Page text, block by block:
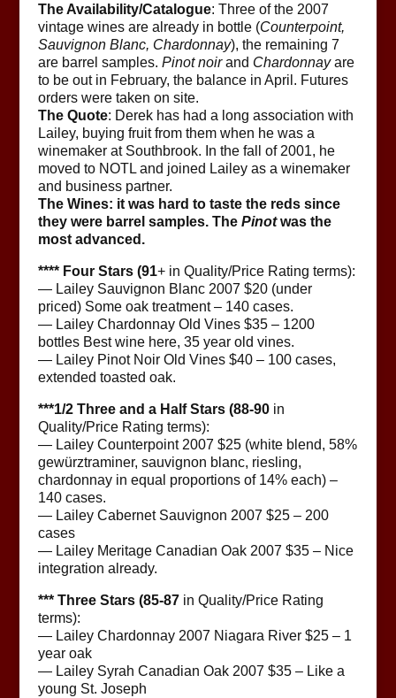
The Availability/Catalogue: Three of the 2007
vintage wines are already in bottle (Counterpoint,
Sauvignon Blanc, Chardonnay), the remaining 7
are barrel samples. Pinot noirand Chardonnayare
to be out in February, the balance in April. Futures
orders were taken on site.
The Quote: Derek has had a long association with
Lailey, buying fruit from them when he was a
winemaker at Southbrook. In the fall of 2001, he
moved to NOTL and joined Lailey as a winemaker
and business partner.
The Wines: it was hard to taste the reds since
they were barrel samples. The Pinotwas the
most advanced.
**** Four Stars (91+ in Quality/Price Rating terms):
— Lailey Sauvignon Blanc 2007 $20 (under
priced) Some oak treatment – 140 cases.
— Lailey Chardonnay Old Vines $35 – 1200
bottles Best wine here, 35 year old vines.
— Lailey Pinot Noir Old Vines $40 – 100 cases,
extended toasted oak.
***1/2 Three and a Half Stars (88-90in
Quality/Price Rating terms):
— Lailey Counterpoint 2007 $25 (white blend, 58%
gewürztraminer, sauvignon blanc, riesling,
chardonnay in equal proportions of 14% each) –
140 cases.
— Lailey Cabernet Sauvignon 2007 $25 – 200
cases
— Lailey Meritage Canadian Oak 2007 $35 – Nice
integration already.
*** Three Stars (85-87in Quality/Price Rating
terms):
— Lailey Chardonnay 2007 Niagara River $25 – 1
year oak
— Lailey Syrah Canadian Oak 2007 $35 – Like a
young St. Joseph